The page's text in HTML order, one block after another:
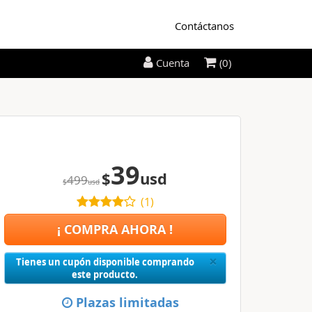
Contáctanos
$499usd $39usd
(1)
¡ COMPRA AHORA !
×Close
Tienes un cupón disponible comprando
este producto.
Plazas limitadas
Cuenta (0)